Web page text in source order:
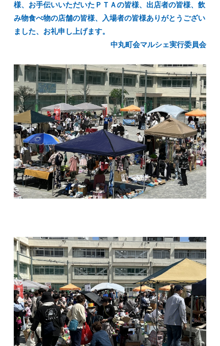
様、お手伝いいただいたＰＴＡの皆様、出店者の皆様、飲
み物食べ物の店舗の皆様、入場者の皆様ありがとうござい
ました、お礼申し上げます。
中丸町会マルシェ実行委員会